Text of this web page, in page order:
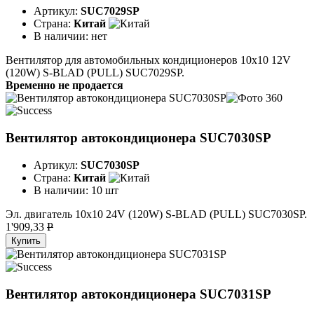
Артикул: SUC7029SP
Страна: Китай
В наличии: нет
Вентилятор для автомобильных кондиционеров 10x10 12V
(120W) S-BLAD (PULL) SUC7029SP.
Временно не продается
Вентилятор автокондиционера SUC7030SP
Артикул: SUC7030SP
Страна: Китай
В наличии: 10 шт
Эл. двигатель 10х10 24V (120W) S-BLAD (PULL) SUC7030SP.
1'909,33 P
Купить
Вентилятор автокондиционера SUC7031SP